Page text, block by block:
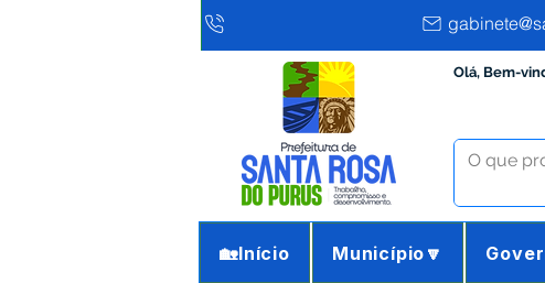
Olá, Bem-
🏡Início Município🔽